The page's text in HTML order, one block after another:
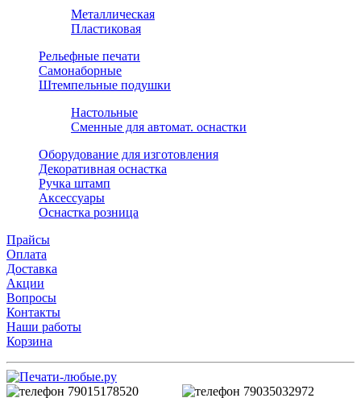
Металлическая
Пластиковая
Рельефные печати
Самонаборные
Штемпельные подушки
Настольные
Сменные для автомат. оснастки
Оборудование для изготовления
Декоративная оснастка
Ручка штамп
Аксессуары
Оснастка розница
Прайсы
Оплата
Доставка
Акции
Вопросы
Контакты
Наши работы
Корзина